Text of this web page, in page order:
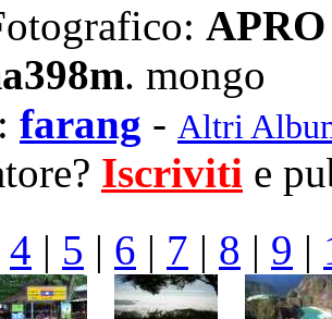
. mongo
farang - Altri
Iscriviti e
4 | 5 | 6 | 7 | 8 | 9 |